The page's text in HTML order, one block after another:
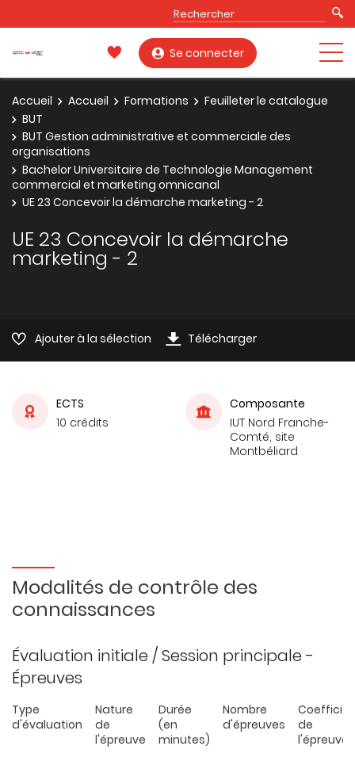
Se connecter
Accueil Accueil Formations
Feuilleter le catalogue
BUT
BUT Gestion administrative et commerciale des
organisations
Bachelor Universitaire de Technologie Management
commercial et marketing omnicanal
UE 23 Concevoir la démarche marketing - 2
UE 23 Concevoir la démarche
marketing - 2
Ajouter à la sélection Télécharger
ECTS
10 crédits
Composante
IUT Nord Franche-
Comté, site
Montbéliard
Modalités de contrôle des
connaissances
Évaluation initiale / Session principale -
Épreuves
Type
d'évaluation
Nature
de
l'épreuve
Durée
(en
minutes)
Nombre
d'épreuves
de
l'épreuve